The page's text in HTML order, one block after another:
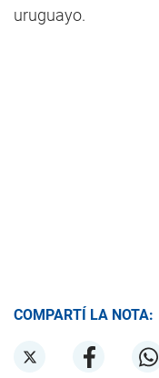
uruguayo.
COMPARTÍ LA NOTA: